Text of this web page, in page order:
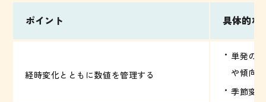
ポイント 具体的な
経時変化とともに数値を管理する
単発の
や傾向
季節変